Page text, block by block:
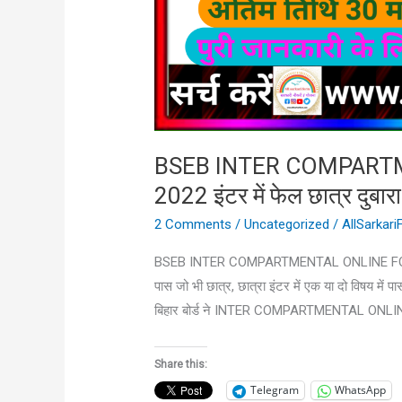
BSEB INTER
2022 इंटर में फेल छात्र दुबारा
2 Comments /Uncategorized /
BSEB INTER COMPARTMENTAL ONLINE
पास जो भी छात्र, छात्रा इंटर में एक या दो विषय में
बिहार बोर्ड ने INTER COMPARTMENTAL
Share this:
Telegram WhatsApp
छात्र
दुबारा
परीक्षा
देकर
हो
पास